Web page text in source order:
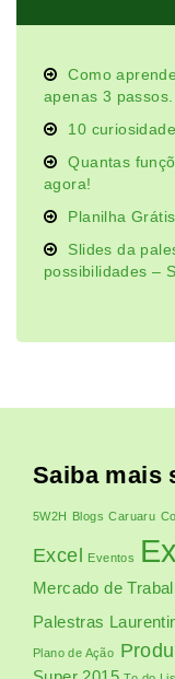
Como
apenas 3
10
Quantas
agora!
Planilha
Slides da
possibilidades –
Saiba mais
5W2H Blogs Caruaru
Excel Eventos
Mercado de
Palestras
Plano de Ação